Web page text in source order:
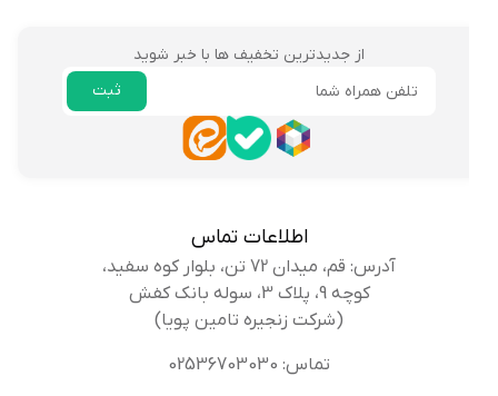
از جدیدترین تخفیف ها با خبر شوید
اطلاعات تماس
آدرس: قم، میدان 72 تن، بلوار کوه سفید،
کوچه 9، پلاک 3، سوله بانک کفش
(شرکت زنجیره تامین پویا)
تماس: 02536703030